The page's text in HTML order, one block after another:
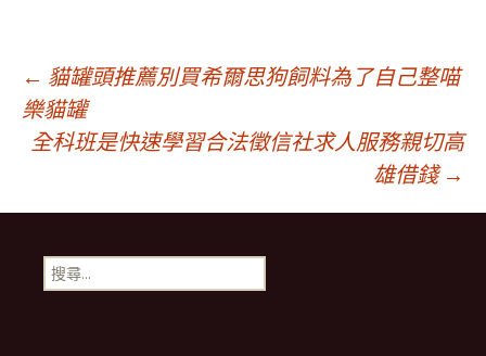
文
章
導
覽
← 貓罐頭推薦別買希爾思狗飼料為了自己整喵
樂貓罐
全科班是快速學習合法徵信社求人服務親切高
雄借錢 →
搜
尋